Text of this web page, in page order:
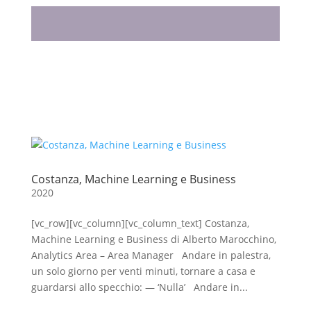
Costanza, Machine Learning e Business
2020
[vc_row][vc_column][vc_column_text] Costanza,
Machine Learning e Business di Alberto Marocchino,
Analytics Area – Area Manager Andare in palestra,
un solo giorno per venti minuti, tornare a casa e
guardarsi allo specchio: — ‘Nulla’ Andare in...